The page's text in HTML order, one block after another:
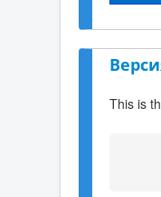
This is